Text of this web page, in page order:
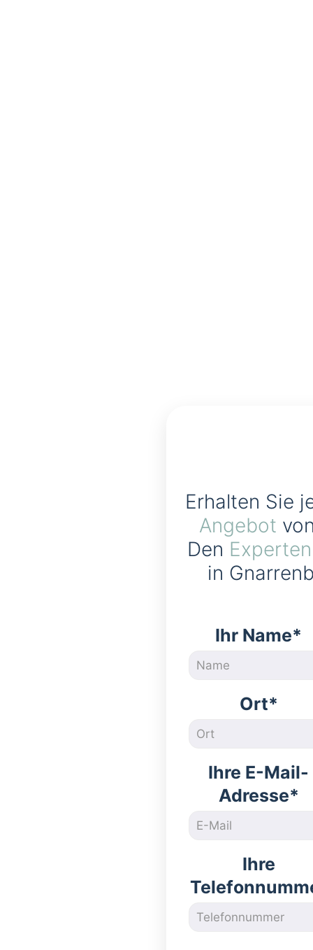
Erhalten Sie
Angebot
Den
in
Ihr Name*
Ort*
Ihre E-Mail-
Adresse*
Ihre